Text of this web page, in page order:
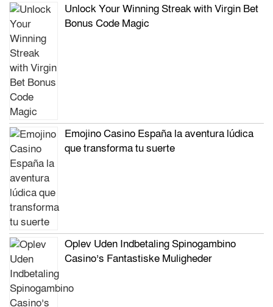
Unlock Your Winning Streak with Virgin Bet
Bonus Code Magic
Emojino Casino España la aventura lúdica
que transforma tu suerte
Oplev Uden Indbetaling Spinogambino
Casino’s Fantastiske Muligheder